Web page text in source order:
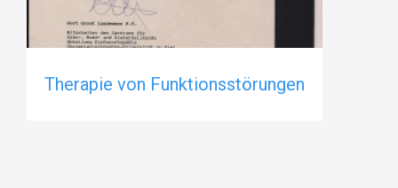
Therapie von Funktionsstörungen